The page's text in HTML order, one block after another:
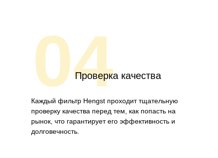
04Проверка качества
Каждый фильтр Hengst проходит тщательную
проверку качества перед тем, как попасть на
рынок, что гарантирует его эффективность и
долговечность.